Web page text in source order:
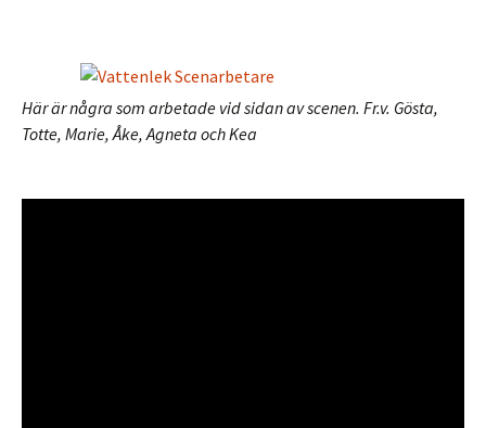
Här är några som arbetade vid sidan av scenen. Fr.v. Gösta,
Totte, Marie, Åke, Agneta och Kea